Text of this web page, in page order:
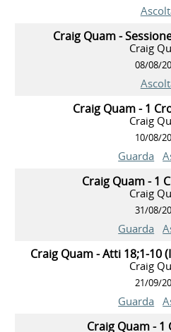
Craig Quam -
Craig
08/08/
Craig Quam - 1
Craig
10/08/
Guarda
Craig Quam - 1
Craig
31/08/
Guarda
Craig Quam - Atti 18;1-10
Craig
21/09/
Guarda
Craig Quam - 1